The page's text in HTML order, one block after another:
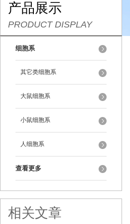
产品展示
PRODUCT DISPLAY
细胞系
其它类细胞系
大鼠细胞系
小鼠细胞系
人细胞系
查看更多
相关文章